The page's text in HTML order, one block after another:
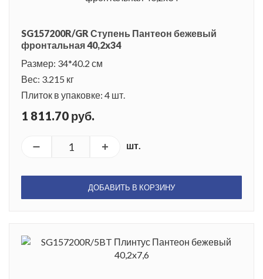
SG157200R/GR Ступень Пантеон бежевый
фронтальная 40,2x34
Размер: 34*40.2 см
Вес: 3.215 кг
Плиток в упаковке: 4 шт.
1 811.70 руб.
шт.
ДОБАВИТЬ В КОРЗИНУ